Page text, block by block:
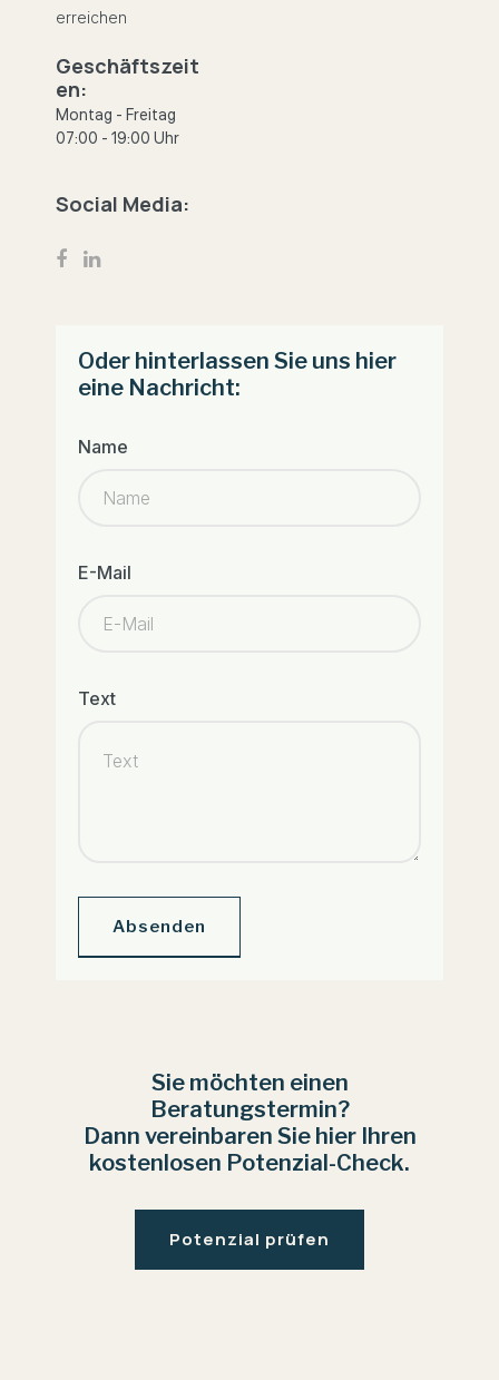
erreichen
Geschäftszeit
en:
Montag - Freitag
07:00 - 19:00 Uhr
Social Media:
Oder hinterlassen Sie uns hier
eine Nachricht:
Name
E-Mail
Text
Absenden
Sie möchten einen
Beratungstermin?
Dann vereinbaren Sie hier Ihren
kostenlosen Potenzial-Check.
Potenzial prüfen